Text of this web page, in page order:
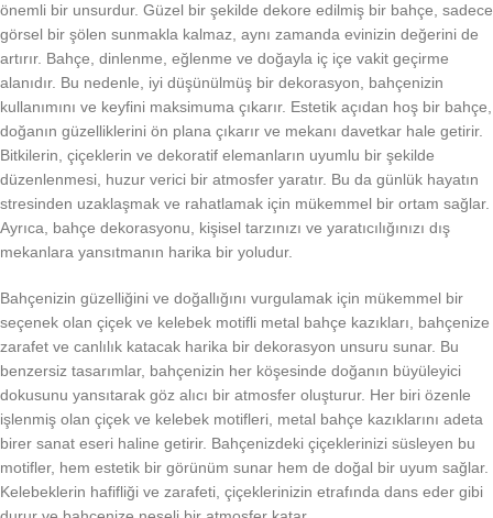
önemli bir unsurdur. Güzel bir şekilde dekore edilmiş bir bahçe, sadece
görsel bir şölen sunmakla kalmaz, aynı zamanda evinizin değerini de
artırır. Bahçe, dinlenme, eğlenme ve doğayla iç içe vakit geçirme
alanıdır. Bu nedenle, iyi düşünülmüş bir dekorasyon, bahçenizin
kullanımını ve keyfini maksimuma çıkarır. Estetik açıdan hoş bir bahçe,
doğanın güzelliklerini ön plana çıkarır ve mekanı davetkar hale getirir.
Bitkilerin, çiçeklerin ve dekoratif elemanların uyumlu bir şekilde
düzenlenmesi, huzur verici bir atmosfer yaratır. Bu da günlük hayatın
stresinden uzaklaşmak ve rahatlamak için mükemmel bir ortam sağlar.
Ayrıca, bahçe dekorasyonu, kişisel tarzınızı ve yaratıcılığınızı dış
mekanlara yansıtmanın harika bir yoludur.
Bahçenizin güzelliğini ve doğallığını vurgulamak için mükemmel bir
seçenek olan çiçek ve kelebek motifli metal bahçe kazıkları, bahçenize
zarafet ve canlılık katacak harika bir dekorasyon unsuru sunar. Bu
benzersiz tasarımlar, bahçenizin her köşesinde doğanın büyüleyici
dokusunu yansıtarak göz alıcı bir atmosfer oluşturur. Her biri özenle
işlenmiş olan çiçek ve kelebek motifleri, metal bahçe kazıklarını adeta
birer sanat eseri haline getirir. Bahçenizdeki çiçeklerinizi süsleyen bu
motifler, hem estetik bir görünüm sunar hem de doğal bir uyum sağlar.
Kelebeklerin hafifliği ve zarafeti, çiçeklerinizin etrafında dans eder gibi